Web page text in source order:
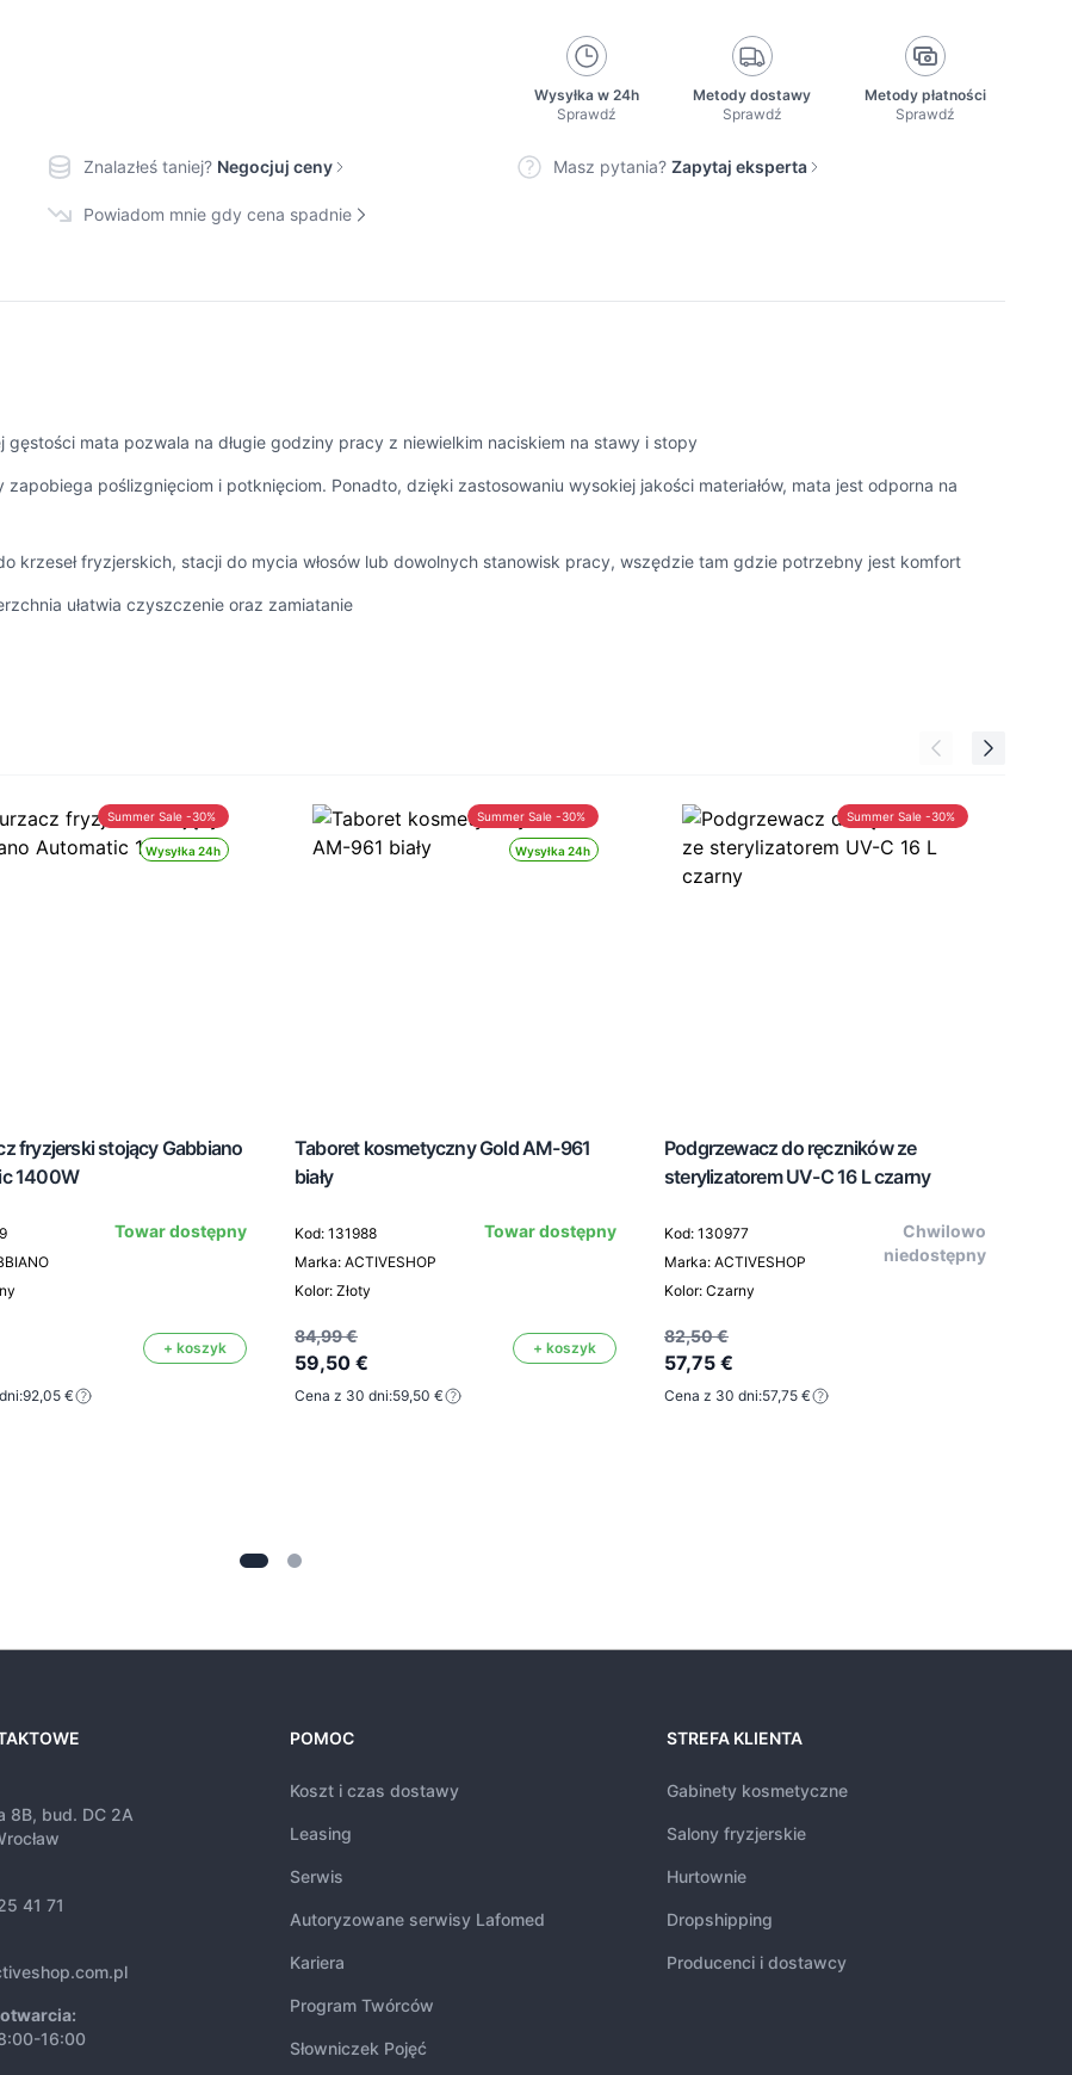
Wysyłka w 24h
Sprawdź
Metody dostawy
Sprawdź
Metody płatności
Sprawdź
Znalazłeś taniej? Negocjuj ceny Masz pytania? Zapytaj eksperta
Powiadom mnie gdy cena spadnie
mata pozwala na długie godziny pracy z niewielkim naciskiem na stawy i stopy
poślizgnięciom i potknięciom. Ponadto, dzięki zastosowaniu wysokiej jakości materiałów, mata jest odporna na
krzeseł fryzjerskich, stacji do mycia włosów lub dowolnych stanowisk pracy, wszędzie tam gdzie potrzebny jest komfort
ułatwia czyszczenie oraz zamiatanie
Wysyłka 24h
Summer Sale -30%
fryzjerski stojący Gabbiano
1400W
Towar dostępny
+ koszyk
92,05 €
Wysyłka 24h
Summer Sale -30%
Taboret kosmetyczny Gold AM-961
biały
Kod: 131988
Marka: ACTIVESHOP
Kolor: Złoty
Towar dostępny
84,99 €
59,50 €
+ koszyk
Cena z 30 dni:59,50 €
Summer Sale -30%
Podgrzewacz do ręczników ze
sterylizatorem UV-C 16 L czarny
Kod: 130977
Marka: ACTIVESHOP
Kolor: Czarny
Chwilowo
niedostępny
82,50 €
57,75 €
Cena z 30 dni:57,75 €
8B, bud. DC 2A
41 71
16:00
POMOC
Koszt i czas dostawy
Leasing
Serwis
Autoryzowane serwisy Lafomed
Kariera
Program Twórców
Słowniczek Pojęć
STREFA KLIENTA
Gabinety kosmetyczne
Salony fryzjerskie
Hurtownie
Dropshipping
Producenci i dostawcy